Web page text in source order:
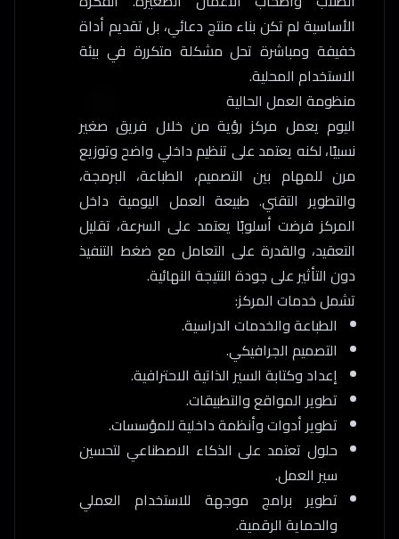
الأساسية لم تكن بناء منتج دعائي، بل تقديم أداة
خفيفة ومباشرة تحل مشكلة متكررة في بيئة
الاستخدام المحلية.
منظومة العمل الحالية
اليوم يعمل مركز رؤية من خلال فريق صغير
نسبيًا، لكنه يعتمد على تنظيم داخلي واضح وتوزيع
مرن للمهام بين التصميم، الطباعة، البرمجة،
والتطوير التقني. طبيعة العمل اليومية داخل
المركز فرضت أسلوبًا يعتمد على السرعة، تقليل
التعقيد، والقدرة على التعامل مع ضغط التنفيذ
دون التأثير على جودة النتيجة النهائية.
تشمل خدمات المركز:
الطباعة والخدمات الدراسية.
التصميم الجرافيكي.
إعداد وكتابة السير الذاتية الاحترافية.
تطوير المواقع والتطبيقات.
تطوير أدوات وأنظمة داخلية للمؤسسات.
حلول تعتمد على الذكاء الاصطناعي لتحسين
سير العمل.
تطوير برامج موجهة للاستخدام العملي
والحماية الرقمية.